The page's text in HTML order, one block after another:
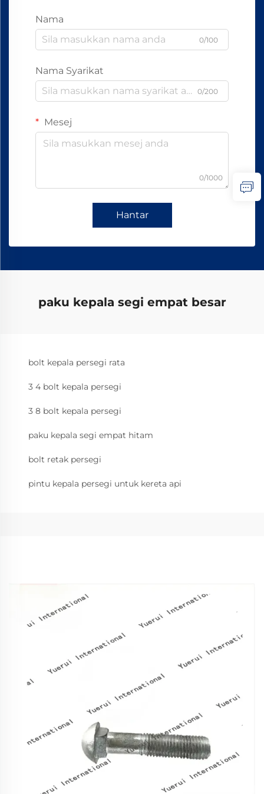
Nama
0/100
Nama Syarikat
0/200
Mesej
0/1000
Hantar
paku kepala segi empat besar
bolt kepala persegi rata
3 4 bolt kepala persegi
3 8 bolt kepala persegi
paku kepala segi empat hitam
bolt retak persegi
pintu kepala persegi untuk kereta api